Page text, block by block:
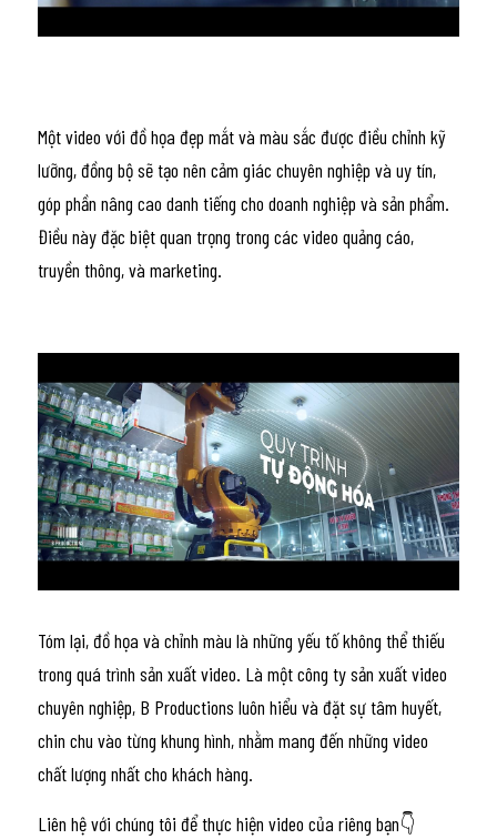
Một video với đồ họa đẹp mắt và màu sắc được điều chỉnh kỹ
lưỡng, đồng bộ sẽ tạo nên cảm giác chuyên nghiệp và uy tín,
góp phần nâng cao danh tiếng cho doanh nghiệp và sản phẩm.
Điều này đặc biệt quan trọng trong các video quảng cáo,
truyền thông, và marketing.
Tóm lại, đồ họa và chỉnh màu là những yếu tố không thể thiếu
trong quá trình sản xuất video. Là một công ty sản xuất video
chuyên nghiệp, B Productions luôn hiểu và đặt sự tâm huyết,
chin chu vào từng khung hình, nhằm mang đến những video
chất lượng nhất cho khách hàng.
Liên hệ với chúng tôi để thực hiện video của riêng bạn👇